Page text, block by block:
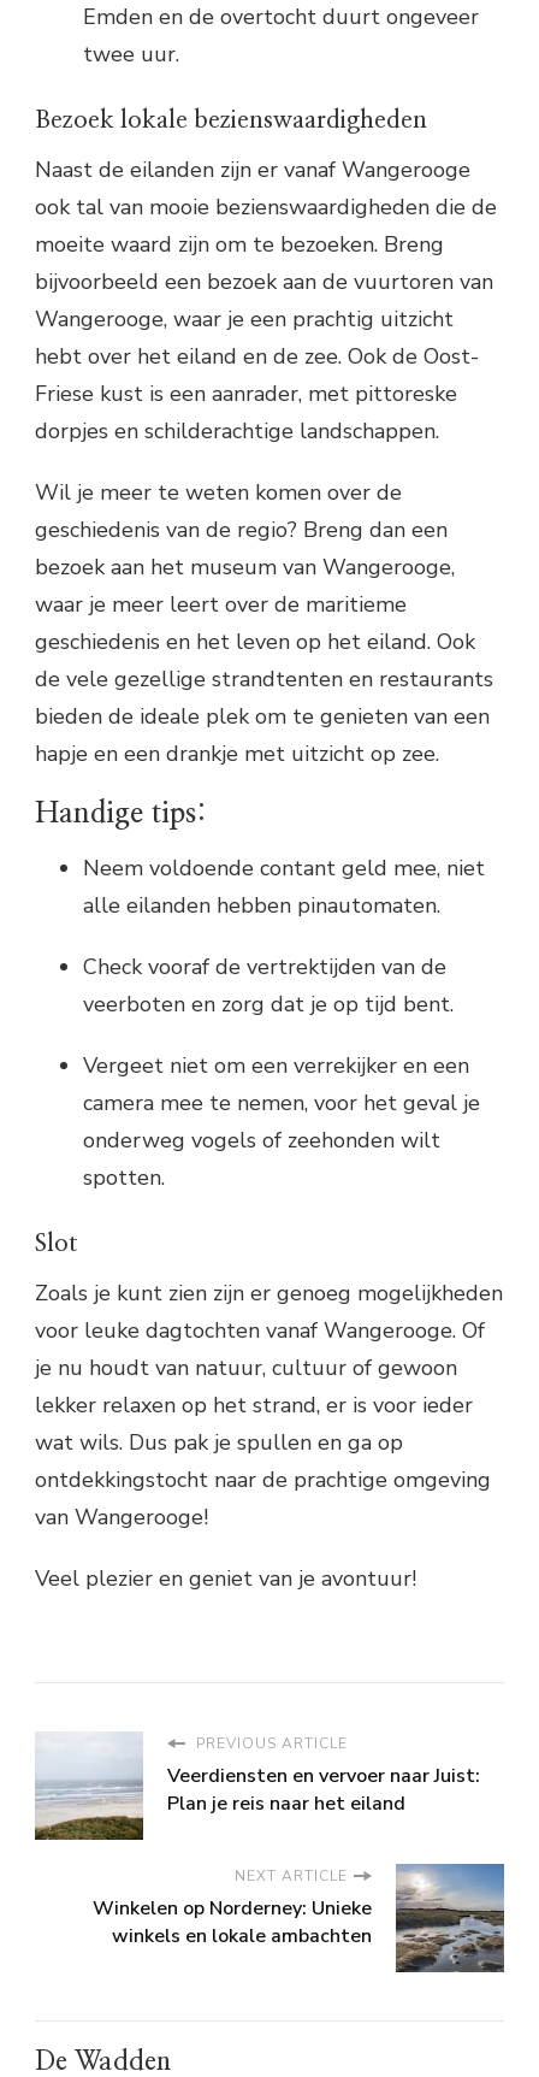
Emden en de overtocht duurt ongeveer
twee uur.
Bezoek lokale bezienswaardigheden
Naast de eilanden zijn er vanaf Wangerooge
ook tal van mooie bezienswaardigheden die de
moeite waard zijn om te bezoeken. Breng
bijvoorbeeld een bezoek aan de vuurtoren van
Wangerooge, waar je een prachtig uitzicht
hebt over het eiland en de zee. Ook de Oost-
Friese kust is een aanrader, met pittoreske
dorpjes en schilderachtige landschappen.
Wil je meer te weten komen over de
geschiedenis van de regio? Breng dan een
bezoek aan het museum van Wangerooge,
waar je meer leert over de maritieme
geschiedenis en het leven op het eiland. Ook
de vele gezellige strandtenten en restaurants
bieden de ideale plek om te genieten van een
hapje en een drankje met uitzicht op zee.
Handige tips:
Neem voldoende contant geld mee, niet
alle eilanden hebben pinautomaten.
Check vooraf de vertrektijden van de
veerboten en zorg dat je op tijd bent.
Vergeet niet om een verrekijker en een
camera mee te nemen, voor het geval je
onderweg vogels of zeehonden wilt
spotten.
Slot
Zoals je kunt zien zijn er genoeg mogelijkheden
voor leuke dagtochten vanaf Wangerooge. Of
je nu houdt van natuur, cultuur of gewoon
lekker relaxen op het strand, er is voor ieder
wat wils. Dus pak je spullen en ga op
ontdekkingstocht naar de prachtige omgeving
van Wangerooge!
Veel plezier en geniet van je avontuur!
PREVIOUS ARTICLE
Veerdiensten en vervoer naar Juist:
Plan je reis naar het eiland
NEXT ARTICLE
Winkelen op Norderney: Unieke
winkels en lokale ambachten
De Wadden